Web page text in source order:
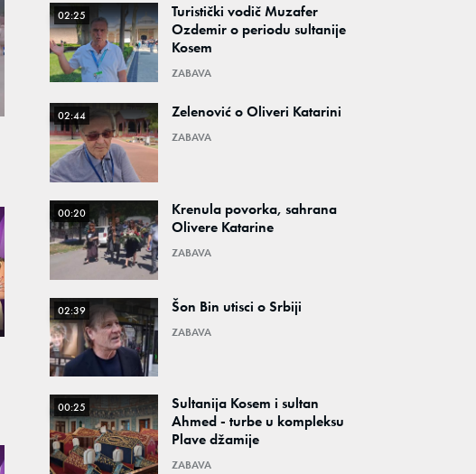
02:25
Turistički vodič Muzafer
Ozdemir o periodu sultanije
Kosem
ZABAVA
02:44 Zelenović o Oliveri Katarini
ZABAVA
00:20
Krenula povorka, sahrana
Olivere Katarine
ZABAVA
02:39 Šon Bin utisci o Srbiji
ZABAVA
00:25
Sultanija Kosem i sultan
Ahmed - turbe u kompleksu
Plave džamije
ZABAVA